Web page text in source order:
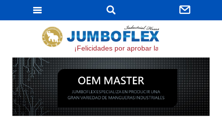
¡Felicidades por aprobar la certificación ISO